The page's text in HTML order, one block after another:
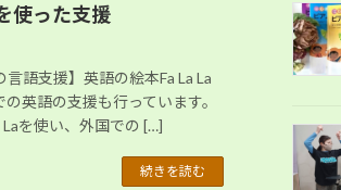
使った支援
語支援】英語の絵本Fa La La
英語の支援も行っています。
Laを使い、外国での […]
続きを読む